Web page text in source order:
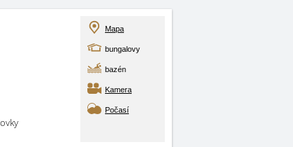
Mapa
bungalovy
bazén
Kamera
Počasí